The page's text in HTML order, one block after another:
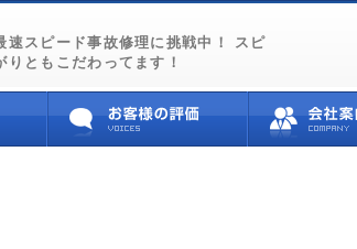
速スピード事故修理に挑戦中！ スピ
りともこだわってます！